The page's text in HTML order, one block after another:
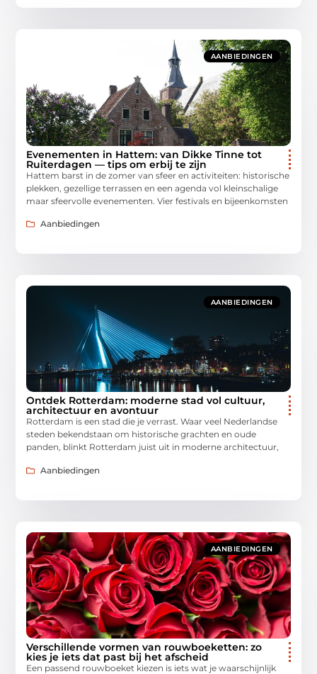
AANBIEDINGEN
Evenementen in Hattem: van Dikke Tinne tot
Ruiterdagen — tips om erbij te zijn
Hattem barst in de zomer van sfeer en activiteiten: historische
plekken, gezellige terrassen en een agenda vol kleinschalige
maar sfeervolle evenementen. Vier festivals en bijeenkomsten
Aanbiedingen
AANBIEDINGEN
Ontdek Rotterdam: moderne stad vol cultuur,
architectuur en avontuur
Rotterdam is een stad die je verrast. Waar veel Nederlandse
steden bekendstaan om historische grachten en oude
panden, blinkt Rotterdam juist uit in moderne architectuur,
Aanbiedingen
AANBIEDINGEN
Verschillende vormen van rouwboeketten: zo
kies je iets dat past bij het afscheid
Een passend rouwboeket kiezen is iets wat je waarschijnlijk